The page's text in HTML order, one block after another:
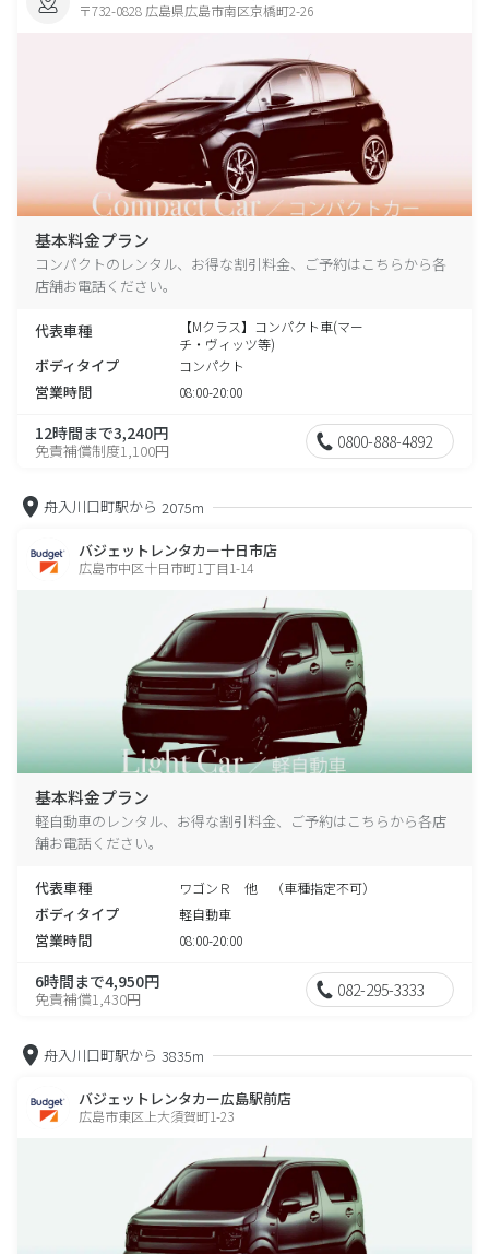
〒732-0828 広島県広島市南区京橋町2-26
基本料金プラン
コンパクトのレンタル、お得な割引料金、ご予約はこちらから各
店舗お電話ください。
代表車種
【Mクラス】コンパクト車(マー
チ・ヴィッツ等)
ボディタイプ コンパクト
営業時間 08:00-20:00
12時間まで3,240円
免責補償制度1,100円 0800-888-4892
舟入川口町駅から 2075m
バジェットレンタカー十日市店
広島市中区十日市町1丁目1-14
基本料金プラン
軽自動車のレンタル、お得な割引料金、ご予約はこちらから各店
舗お電話ください。
代表車種 ワゴンＲ 他 （車種指定不可）
ボディタイプ 軽自動車
営業時間 08:00-20:00
6時間まで4,950円
免責補償1,430円 082-295-3333
舟入川口町駅から 3835m
バジェットレンタカー広島駅前店
広島市東区上大須賀町1-23